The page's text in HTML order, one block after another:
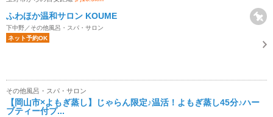
ふわほか温和サロン KOUME
下中野／その他風呂・スパ・サロン
ネット予約OK
その他風呂・スパ・サロン
【岡山市×よもぎ蒸し】じゃらん限定♪温活！よもぎ蒸し45分♪ハー
ブティー付プ...